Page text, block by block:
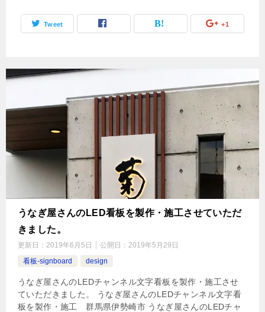
Tweet +1
うなぎ屋さんのLED看板を製作・施工させていただ
きました。
更新日： 2019年6月5日 公開日： 2019年5月29日
看板-signboard
design
うなぎ屋さんのLEDチャンネル文字看板を製作・施工させ
ていただきました。 うなぎ屋さんのLEDチャンネル文字看
板を製作・施工 群馬県伊勢崎市 うなぎ屋さんのLEDチャ